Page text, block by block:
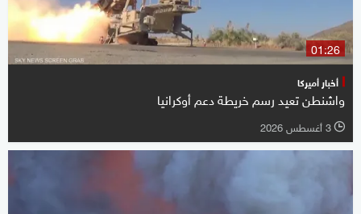
01:26
أخبار أميركا
واشنطن تعيد رسم خريطة دعم أوكرانيا
l 3 أغسطس 2026